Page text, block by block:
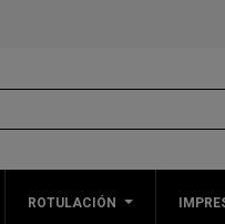
ROTULACIÓN